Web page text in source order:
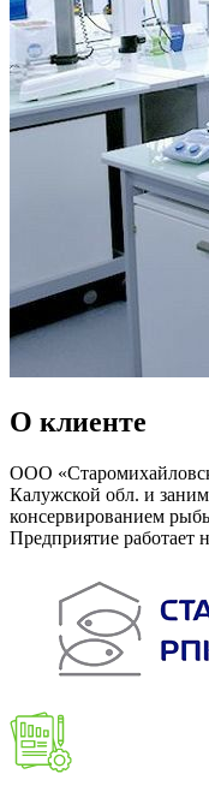
О клиенте
ООО
Калужской обл. и
консервированием
Предприятие работает